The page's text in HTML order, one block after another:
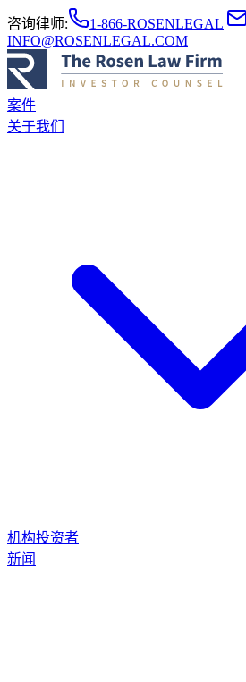
咨询律师: 1-866-ROSENLEGAL|
INFO@ROSENLEGAL.COM
案件
关于我们
机构投资者
新闻